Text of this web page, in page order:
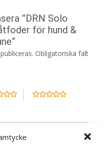
”DRN Solo
för hund &
Obligatoriska fält